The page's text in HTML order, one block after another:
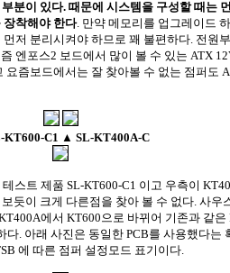
분이 있다. 때문에 시스템을 구성할 때는
장착해야 한다. 만약 메모리를 업그레이드
저 분리시켜야 하므로 꽤 불편하다. 전원
엔포스2 보드에서 많이 볼 수 있는 ATX
요즘보드에서는 잘 찾아볼 수 없는 점퍼도
KT600-C1 ▲ SL-KT400A-C
스트 제품 SL-KT600-C1 이고 우측이
듯이 크게 다른점을 찾아 볼 수 없다. 사우
에서 KT600으로 바뀌어 기존과 같은
. 아래 사진은 동일한 PCB를 사용했다는
에 따른 점퍼 설정모드 표기이다.